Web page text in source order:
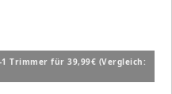
Trimmer für 39,99€ (Vergleich: